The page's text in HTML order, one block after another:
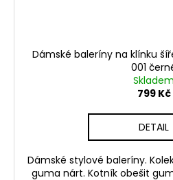
Dámské baleríny na klínku
001
Skladem
799 Kč
DETAIL
Dámské stylové baleríny.
guma nárt. Kotník obešit